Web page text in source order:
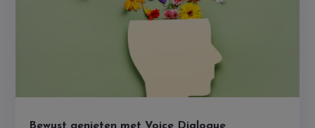
Bewust genieten met Voice Dialogue